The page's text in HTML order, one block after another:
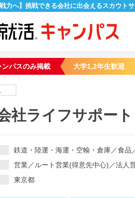
戦力へ】挑戦できる会社に出会えるスカウト
ンパスのみ掲載 大学1,2年生歓迎
社ライフサポート
鉄道・陸運・海運・空輸・倉庫／食品
営業／ ルート営業(得意先中心) ／法人
東京都